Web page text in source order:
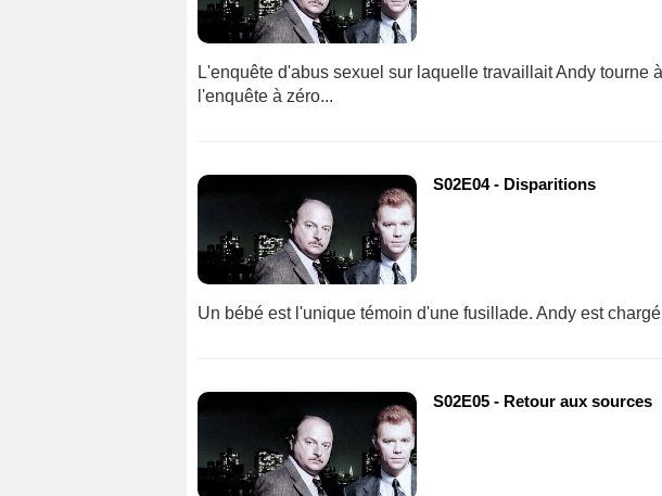
L'enquête d'abus sexuel sur laquelle travaillait Andy tourne
l'enquête à zéro...
S02E04 - Disparitions
Un bébé est l'unique témoin d'une fusillade. Andy est
S02E05 - Retour aux sources